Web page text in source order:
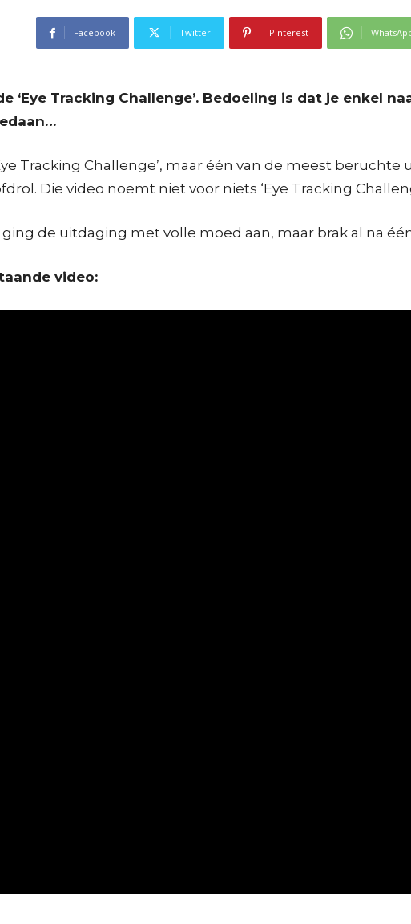
Facebook Twitter Pinterest
‘Eye Tracking Challenge’. Bedoeling is dat je enkel
Tracking Challenge’, maar één van de meest
Die video noemt niet voor niets ‘Eye Tracking
de uitdaging met volle moed aan, maar brak al na
video: